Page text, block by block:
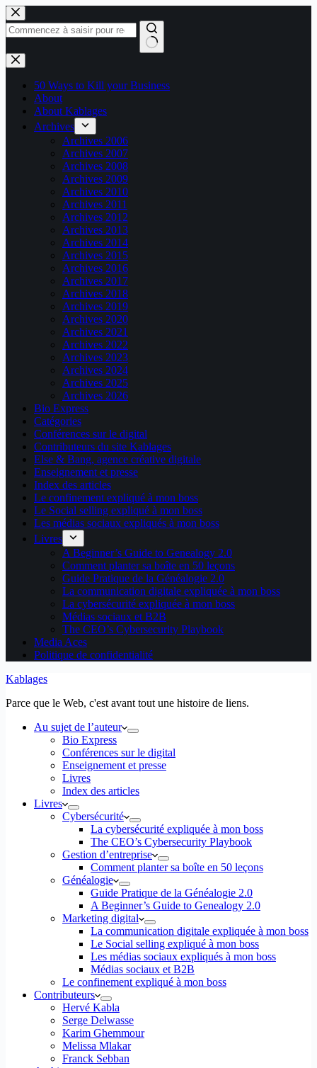
Passer
au
contenu
Aucun
résultat
50 Ways to Kill your Business
About
About Kablages
Archives
Archives 2006
Archives 2007
Archives 2008
Archives 2009
Archives 2010
Archives 2011
Archives 2012
Archives 2013
Archives 2014
Archives 2015
Archives 2016
Archives 2017
Archives 2018
Archives 2019
Archives 2020
Archives 2021
Archives 2022
Archives 2023
Archives 2024
Archives 2025
Archives 2026
Bio Express
Catégories
Conférences sur le digital
Contributeurs du site Kablages
Else & Bang, agence créative digitale
Enseignement et presse
Index des articles
Le confinement expliqué à mon boss
Le Social selling expliqué à mon boss
Les médias sociaux expliqués à mon boss
Livres
A Beginner’s Guide to Genealogy 2.0
Comment planter sa boîte en 50 leçons
Guide Pratique de la Généalogie 2.0
La communication digitale expliquée à mon boss
La cybersécurité expliquée à mon boss
Médias sociaux et B2B
The CEO’s Cybersecurity Playbook
Media Aces
Politique de confidentialité
Kablages
Parce que le Web, c'est avant tout une histoire de liens.
Au sujet de l’auteur
Bio Express
Conférences sur le digital
Enseignement et presse
Livres
Index des articles
Livres
Cybersécurité
La cybersécurité expliquée à mon boss
The CEO’s Cybersecurity Playbook
Gestion d’entreprise
Comment planter sa boîte en 50 leçons
Généalogie
Guide Pratique de la Généalogie 2.0
A Beginner’s Guide to Genealogy 2.0
Marketing digital
La communication digitale expliquée à mon boss
Le Social selling expliqué à mon boss
Les médias sociaux expliqués à mon boss
Médias sociaux et B2B
Le confinement expliqué à mon boss
Contributeurs
Hervé Kabla
Serge Delwasse
Karim Ghemmour
Melissa Mlakar
Franck Sebban